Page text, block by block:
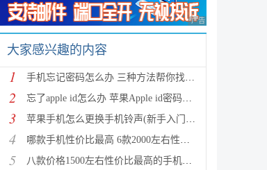
广告 商业广告，理性
大家感兴趣的内容
1 手机忘记密码怎么办 三种方法帮你找回忘记的手机密码
2 忘了apple id怎么办 苹果Apple id密码忘了如何找回呢
3 苹果手机怎么更换手机铃声(新手入门教程)
4 哪款手机性价比最高 6款2000左右性价比最高的手机推荐
5 八款价格1500左右性价比最高的手机推荐 款款都超值